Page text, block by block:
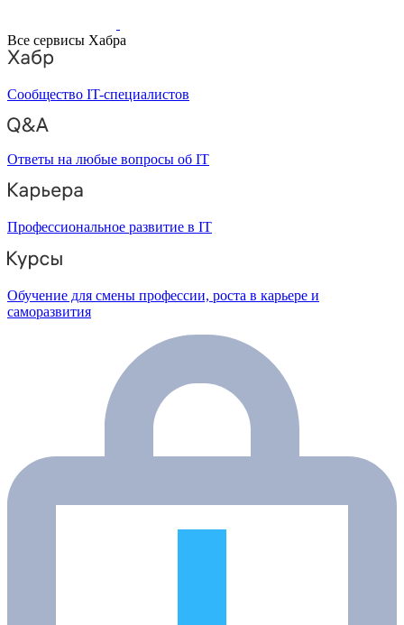
Все сервисы Хабра
Сообщество IT-специалистов
Ответы на любые вопросы об IT
Профессиональное развитие в IT
Обучение для смены профессии, роста в карьере и
саморазвития